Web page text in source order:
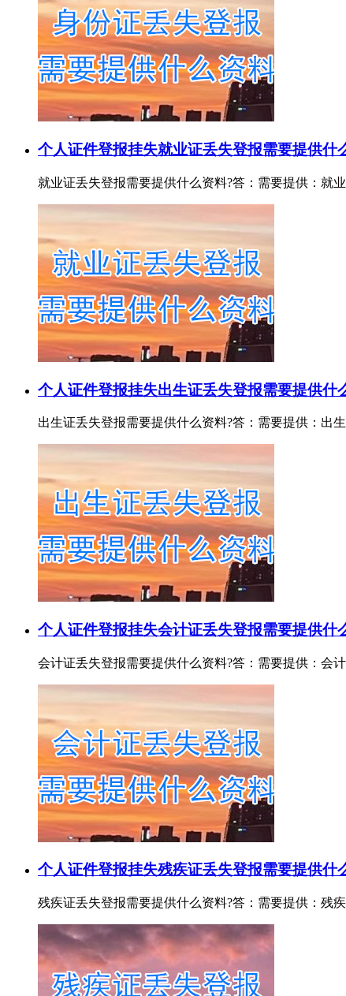
个人证件登报挂失就业证丢失登报需要提供什
就业证丢失登报需要提供什么资料?答：需要提供：就
个人证件登报挂失出生证丢失登报需要提供什
出生证丢失登报需要提供什么资料?答：需要提供：出
个人证件登报挂失会计证丢失登报需要提供什
会计证丢失登报需要提供什么资料?答：需要提供：会
个人证件登报挂失残疾证丢失登报需要提供什
残疾证丢失登报需要提供什么资料?答：需要提供：残